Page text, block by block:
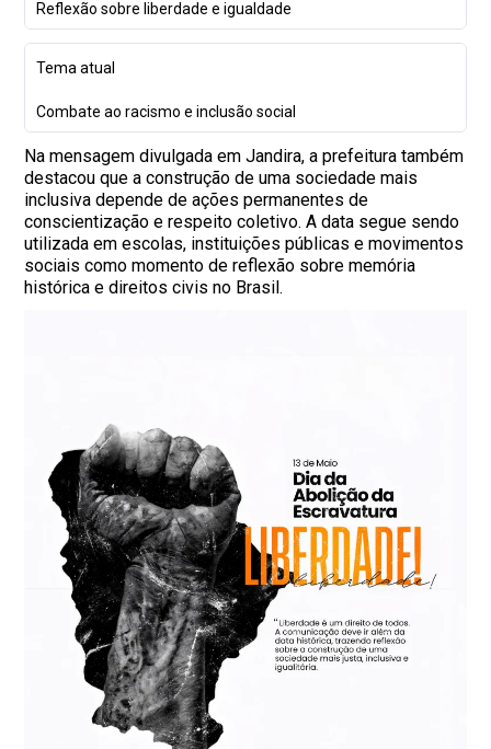
Reflexão sobre liberdade e igualdade
Tema atual
Combate ao racismo e inclusão social
Na mensagem divulgada em Jandira, a prefeitura também
destacou que a construção de uma sociedade mais
inclusiva depende de ações permanentes de
conscientização e respeito coletivo. A data segue sendo
utilizada em escolas, instituições públicas e movimentos
sociais como momento de reflexão sobre memória
histórica e direitos civis no Brasil.